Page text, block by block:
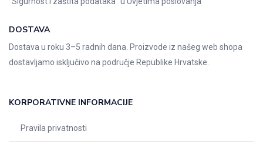
DOSTAVA
Dostava u roku 3–5 radnih dana. Proizvode iz našeg web shopa
dostavljamo isključivo na područje Republike Hrvatske.
KORPORATIVNE INFORMACIJE
Pravila privatnosti